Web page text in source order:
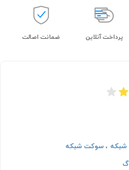
پرداخت آنلاین ضمانت اصالت
، سوکت شبکه